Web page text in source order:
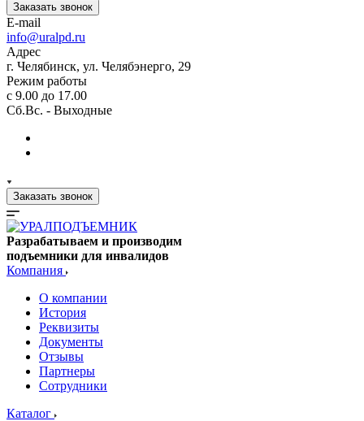
Заказать звонок
E-mail
info@uralpd.ru
Адрес
г. Челябинск, ул. Челябэнерго, 29
Режим работы
с 9.00 до 17.00
Сб.Вс. - Выходные
Заказать звонок
Разрабатываем и производим
подъемники для инвалидов
Компания
О компании
История
Реквизиты
Документы
Отзывы
Партнеры
Сотрудники
Каталог